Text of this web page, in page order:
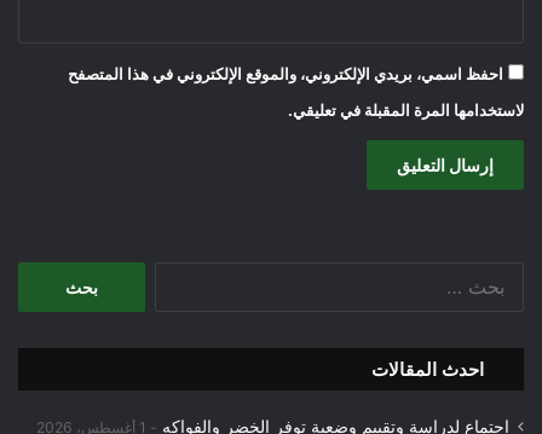
احفظ اسمي، بريدي الإلكتروني، والموقع الإلكتروني في هذا المتصفح
لاستخدامها المرة المقبلة في تعليقي.
احدث المقالات
اجتماع لدراسة وتقييم وضعية توفر الخضر والفواكه 1 أغسطس، 2026